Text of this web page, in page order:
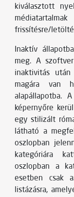
kiválasztott
frissítésre/
Inaktív
meg. A
inaktivitás
magára van
alapállapotba.
képernyőre
egy stilizált
látható a
oszlopban
kategóriára
oszlopban a
esetben csak
listázásra,